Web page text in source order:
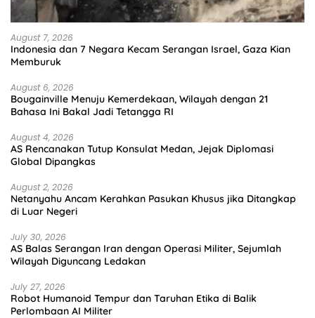
August 7, 2026
Indonesia dan 7 Negara Kecam Serangan Israel, Gaza Kian
Memburuk
August 6, 2026
Bougainville Menuju Kemerdekaan, Wilayah dengan 21
Bahasa Ini Bakal Jadi Tetangga RI
August 4, 2026
AS Rencanakan Tutup Konsulat Medan, Jejak Diplomasi
Global Dipangkas
August 2, 2026
Netanyahu Ancam Kerahkan Pasukan Khusus jika Ditangkap
di Luar Negeri
July 30, 2026
AS Balas Serangan Iran dengan Operasi Militer, Sejumlah
Wilayah Diguncang Ledakan
July 27, 2026
Robot Humanoid Tempur dan Taruhan Etika di Balik
Perlombaan AI Militer